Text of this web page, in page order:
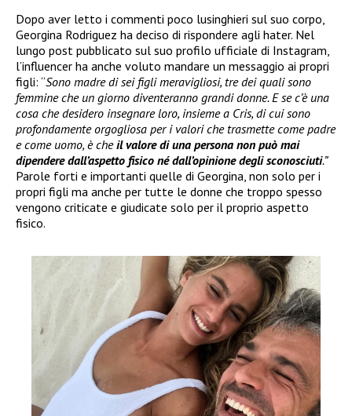
Dopo aver letto i commenti poco lusinghieri sul suo corpo,
Georgina Rodriguez ha deciso di rispondere agli hater. Nel
lungo post pubblicato sul suo profilo ufficiale di Instagram,
l’influencer ha anche voluto mandare un messaggio ai propri
figli: “Sono madre di sei figli meravigliosi, tre dei quali sono
femmine che un giorno diventeranno grandi donne. E se c’è una
cosa che desidero insegnare loro, insieme a Cris, di cui sono
profondamente orgogliosa per i valori che trasmette come padre
e come uomo, è cheil valore di una persona non può mai
dipendere dall’aspetto fisico né dall’opinione degli sconosciuti.”
Parole forti e importanti quelle di Georgina, non solo per i
propri figli ma anche per tutte le donne che troppo spesso
vengono criticate e giudicate solo per il proprio aspetto
fisico.